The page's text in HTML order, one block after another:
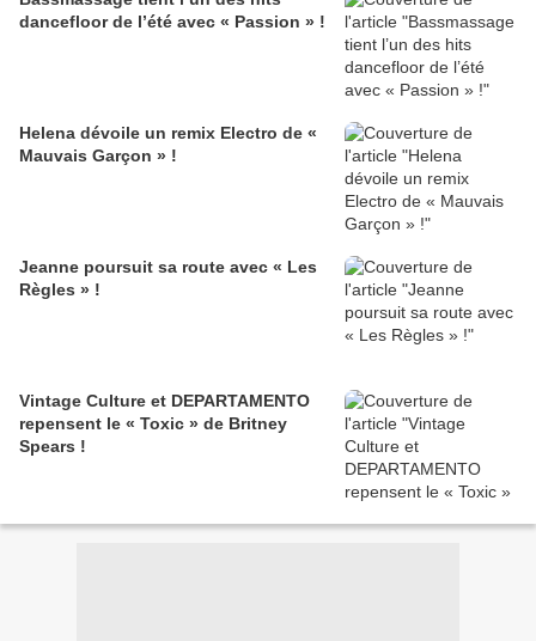
dancefloor de l’été avec « Passion » !
Helena dévoile un remix Electro de «
Mauvais Garçon » !
Jeanne poursuit sa route avec « Les
Règles » !
Vintage Culture et DEPARTAMENTO
repensent le « Toxic » de Britney
Spears !